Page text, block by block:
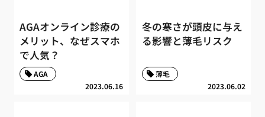
AGAオンライン診療の
メリット、なぜスマホ
で人気？
2023.06.16
AGA
冬の寒さが頭皮に与え
る影響と薄毛リスク
2023.06.02
薄毛